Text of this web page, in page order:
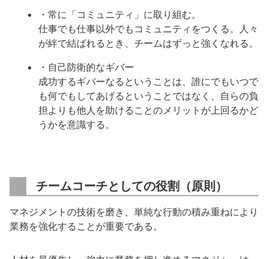
・常に「コミュニティ」に取り組む。
仕事でも仕事以外でもコミュニティをつくる。人々
が絆で結ばれるとき、チームはずっと強くなれる。
・自己防衛的なギバー
成功するギバーなるということは、誰にでもいつで
も何でもしてあげるということではなく、自らの負
担よりも他人を助けることのメリットが上回るかど
うかを意識する。
チームコーチとしての役割（原則）
マネジメントの技術を磨き、単純な行動の積み重ねにより
業務を強化することが重要である。